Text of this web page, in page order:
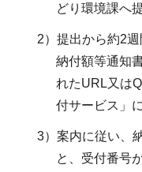
どり環境課へ
2）提出から約2
納付額等通知
れたURL又は
付サービス」
3）案内に従い、
と、受付番号